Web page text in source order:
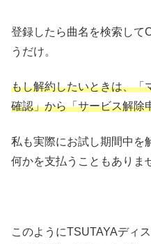
登録したら曲名を検索して
うだけ。
もし解約したいときは、「
確認」から「サービス解除
私も実際にお試し期間中を
何かを支払うこともありま
このようにTSUTAYAディ